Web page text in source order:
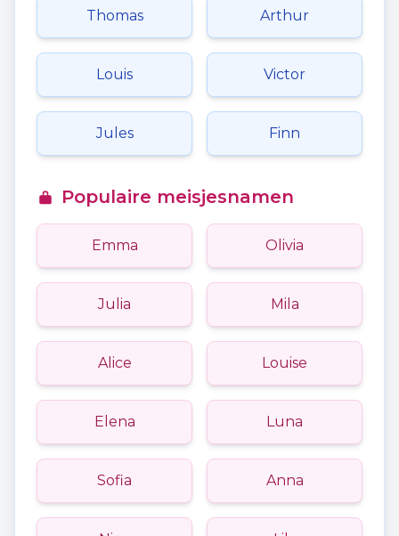
Thomas Arthur
Louis Victor
Jules Finn
Populaire meisjesnamen
Emma Olivia
Julia Mila
Alice Louise
Elena Luna
Sofia Anna